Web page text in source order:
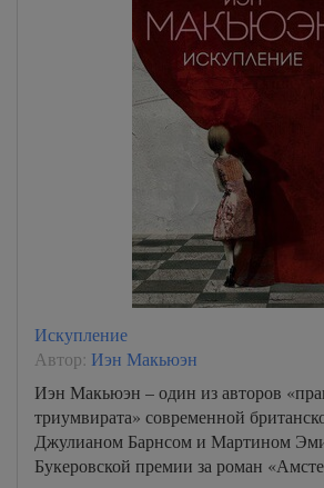
Искупление
Автор: Иэн Макьюэн
Иэн Макьюэн – один из авторов
триумвирата» современной
Джулианом Барнсом и Мартином
Букеровской премии за роман